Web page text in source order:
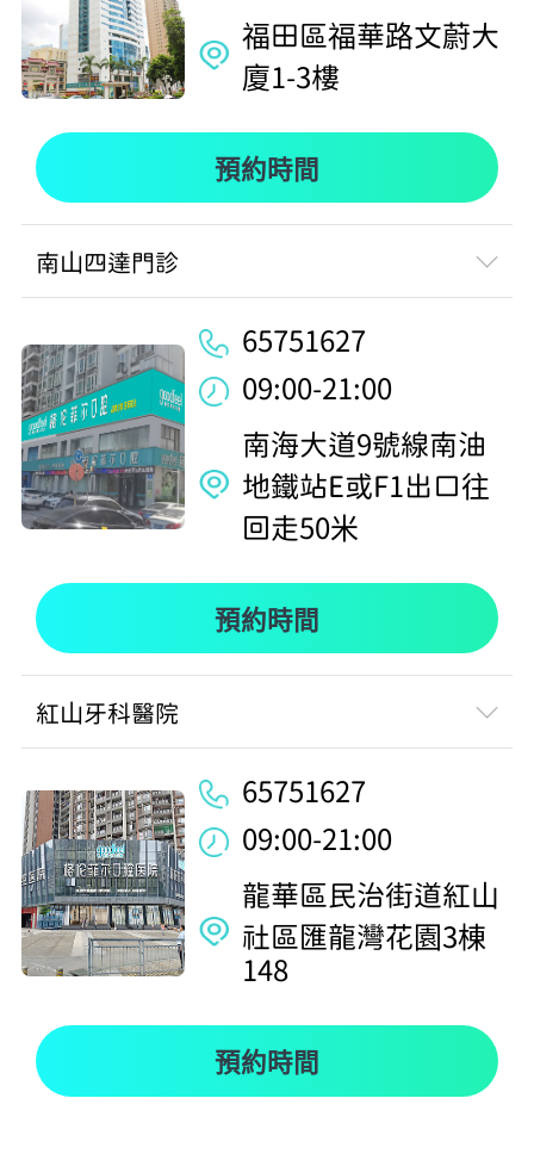
福田區福華路文蔚大
廈1-3樓
預約時間
南山四達門診
65751627
09:00-21:00
南海大道9號線南油
地鐵站E或F1出口往
回走50米
預約時間
紅山牙科醫院
65751627
09:00-21:00
龍華區民治街道紅山
社區匯龍灣花園3棟
148
預約時間